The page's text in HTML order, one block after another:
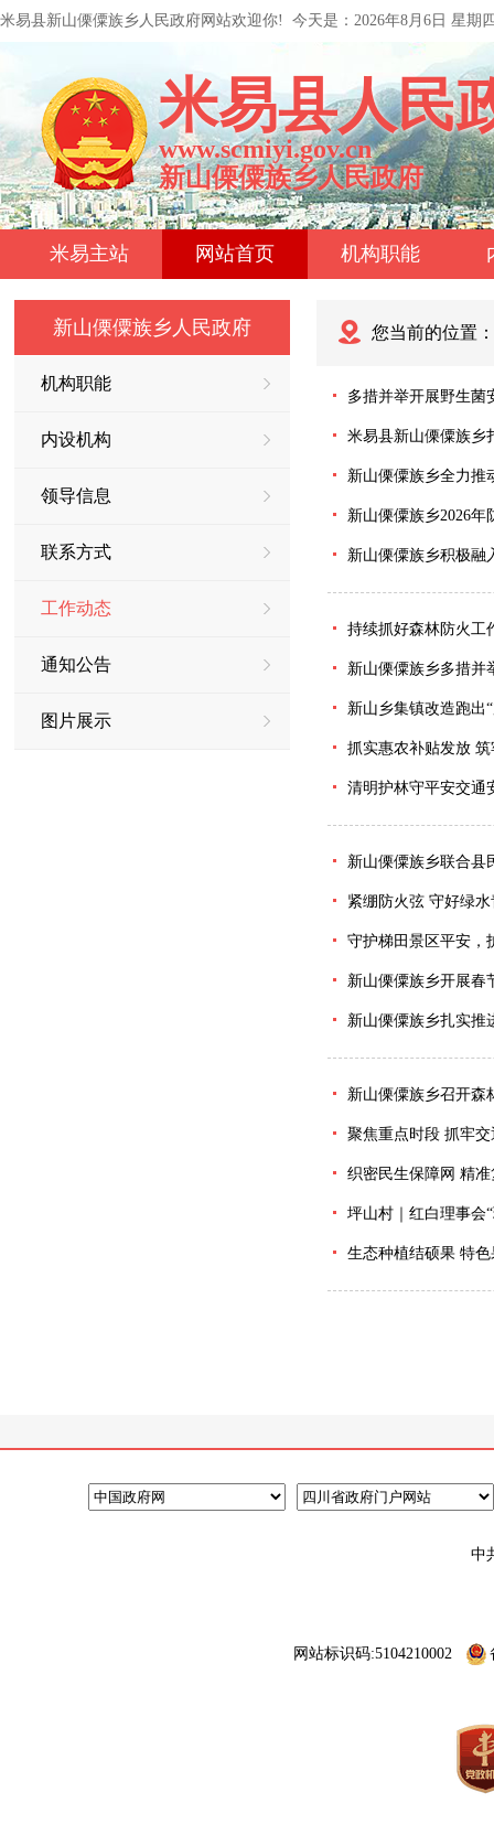
米易县新山傈僳族乡人民政府网站欢迎你! 今天是： 2026年8月6日 星期
米易县人民
www.scmiyi.gov.cn
新山傈僳族乡人民政府
米易主站 网站首页 机构职能
新山傈僳族乡人民政府
机构职能
内设机构
领导信息
联系方式
工作动态
通知公告
图片展示
您当前的位置：
多措并举开展野生菌
米易县新山傈僳族乡
新山傈僳族乡全力推
新山傈僳族乡2026
新山傈僳族乡积极融
持续抓好森林防火工
新山傈僳族乡多措并
新山乡集镇改造跑出
抓实惠农补贴发放
清明护林守平安交通
新山傈僳族乡联合县
紧绷防火弦 守好绿
守护梯田景区平安，
新山傈僳族乡开展春
新山傈僳族乡扎实推
新山傈僳族乡召开森
聚焦重点时段 抓牢
织密民生保障网 精
坪山村｜红白理事会
生态种植结硕果 特
中
网站标识码:5104210002